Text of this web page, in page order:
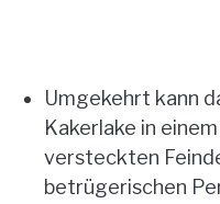
Umgekehrt kann
Kakerlake in
versteckten
betrügerischen